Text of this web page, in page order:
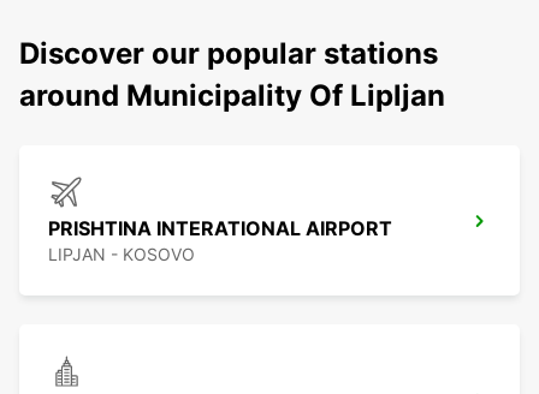
Discover our popular stations
around Municipality Of Lipljan
PRISHTINA INTERATIONAL AIRPORT
LIPJAN - KOSOVO